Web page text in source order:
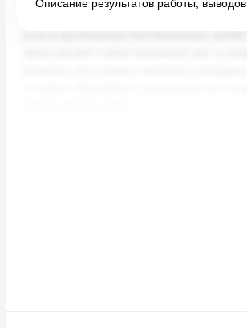
Описание результатов работы, выводов.